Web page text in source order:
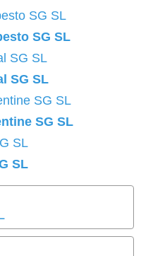
SG SL
SG SL
SG SL
SL